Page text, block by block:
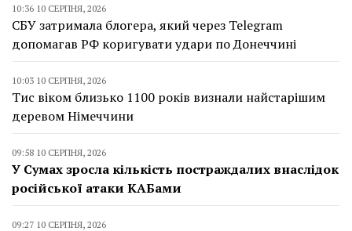
10:36 10 СЕРПНЯ, 2026
СБУ затримала блогера, який через Telegram
допомагав РФ коригувати удари по Донеччині
10:03 10 СЕРПНЯ, 2026
Тис віком близько 1100 років визнали найстарішим
деревом Німеччини
09:58 10 СЕРПНЯ, 2026
У Сумах зросла кількість постраждалих внаслідок
російської атаки КАБами
09:27 10 СЕРПНЯ, 2026